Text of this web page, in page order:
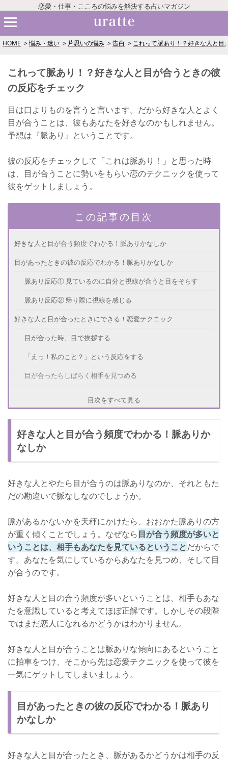
恋愛・仕事・こころの悩みを解決する占いマガジン
HOME 悩み・迷い 片思いの悩み 告白 これって脈あり！？好きな人と
これって脈あり！？好きな人と目が合うときの彼
の反応をチェック
目は口よりものを言うと言います。だから好きな人とよく
目が合うことは、彼もあなたを好きなのかもしれません。
予想は『脈あり』ということです。
彼の反応をチェックして「これは脈あり！」と思った時
は、目が合うことに勢いをもらい恋のテクニックを使って
彼をゲットしましょう。
この記事の目次
好きな人と目が合う頻度でわかる！脈ありかなしか
目があったときの彼の反応でわかる！脈ありかなしか
脈あり反応① 見ているのに自分と視線が合うと目をそらす
脈あり反応② 帰り際に視線を感じる
好きな人と目が合ったときにできる！恋愛テクニック
目が合った時、目で挨拶する
「えっ！私のこと？」という反応をする
目が合ったらしばらく相手を見つめる
変な顔をしてみる
さいごに
目次をすべて見る
好きな人と目が合う頻度でわかる！脈ありか
なしか
好きな人とやたら目が合うのは脈ありなのか、それともた
だの勘違いで脈なしなのでしょうか。
脈があるかないかを天秤にかけたら、おおかた脈ありの方
が重く傾くことでしょう。なぜなら目が合う頻度が多いと
いうことは、相手もあなたを見ているということだからで
す。あなたを気にしているからあなたを見つめ、そして目
が合うのです。
好きな人と目の合う頻度が多いということは、相手もあな
たを意識していると考えてほぼ正解です。しかしその段階
ではまだ恋人になれるかどうかはわかりません。
好きな人と目が合うことは脈ありな傾向にあるということ
に拍車をつけ、そこから先は恋愛テクニックを使って彼を
一気にゲットしてしまいましょう。
目があったときの彼の反応でわかる！脈あり
かなしか
好きな人と目が合ったとき、脈があるかどうかは相手の反